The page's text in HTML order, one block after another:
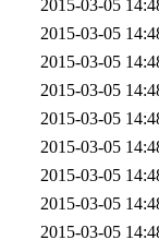
2015-03-05
2015-03-05
2015-03-05
2015-03-05
2015-03-05
2015-03-05
2015-03-05
2015-03-05
2015-03-05